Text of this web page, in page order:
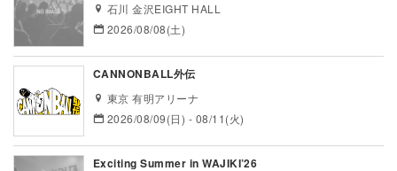
石川 金沢EIGHT HALL
2026/08/08(土)
CANNONBALL外伝
東京 有明アリーナ
2026/08/09(日) - 08/11(火)
Exciting Summer in WAJIKI’26